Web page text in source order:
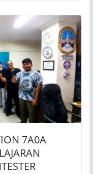
7A0A